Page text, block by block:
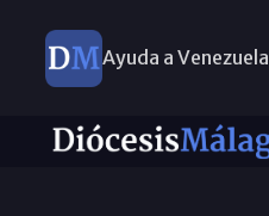
Ayuda a Venezuela